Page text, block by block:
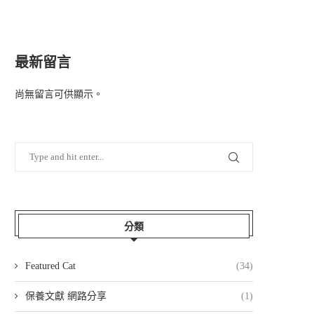
最新留言
尚無留言可供顯示。
分類
Featured Cat (34)
保養文獻 網路分享 (1)